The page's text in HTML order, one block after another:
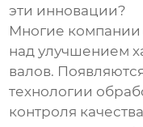
эти инновации?
Многие компании
над улучшением
валов.
технологии
контроля